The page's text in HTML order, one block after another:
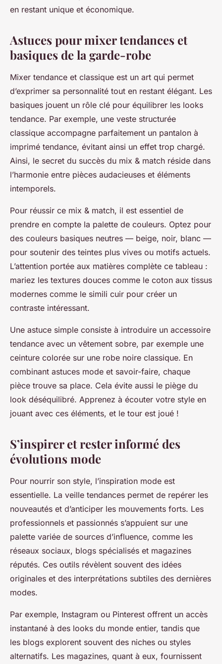
en restant unique et économique.
Astuces pour mixer tendances et
basiques de la garde-robe
Mixer tendance et classique est un art qui permet
d’exprimer sa personnalité tout en restant élégant. Les
basiques jouent un rôle clé pour équilibrer les looks
tendance. Par exemple, une veste structurée
classique accompagne parfaitement un pantalon à
imprimé tendance, évitant ainsi un effet trop chargé.
Ainsi, le secret du succès du mix & match réside dans
l’harmonie entre pièces audacieuses et éléments
intemporels.
Pour réussir ce mix & match, il est essentiel de
prendre en compte la palette de couleurs. Optez pour
des couleurs basiques neutres — beige, noir, blanc —
pour soutenir des teintes plus vives ou motifs actuels.
L’attention portée aux matières complète ce tableau :
mariez les textures douces comme le coton aux tissus
modernes comme le simili cuir pour créer un
contraste intéressant.
Une astuce simple consiste à introduire un accessoire
tendance avec un vêtement sobre, par exemple une
ceinture colorée sur une robe noire classique. En
combinant astuces mode et savoir-faire, chaque
pièce trouve sa place. Cela évite aussi le piège du
look déséquilibré. Apprenez à écouter votre style en
jouant avec ces éléments, et le tour est joué !
S’inspirer et rester informé des
évolutions mode
Pour nourrir son style, l’inspiration mode est
essentielle. La veille tendances permet de repérer les
nouveautés et d’anticiper les mouvements forts. Les
professionnels et passionnés s’appuient sur une
palette variée de sources d’influence, comme les
réseaux sociaux, blogs spécialisés et magazines
réputés. Ces outils révèlent souvent des idées
originales et des interprétations subtiles des dernières
modes.
Par exemple, Instagram ou Pinterest offrent un accès
instantané à des looks du monde entier, tandis que
les blogs explorent souvent des niches ou styles
alternatifs. Les magazines, quant à eux, fournissent